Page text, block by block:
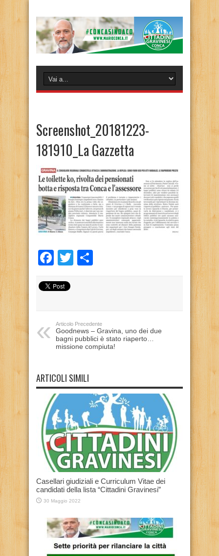
Screenshot_20181223-
181910_La Gazzetta
Facebook
Twitter
Articolo Precedente
Goodnews – Gravina, uno dei due
bagni pubblici è stato riaperto…
missione compiuta!
ARTICOLI SIMILI
Casellari giudiziali e Curriculum Vitae dei
candidati della lista “Cittadini Gravinesi”
30 Maggio 2022